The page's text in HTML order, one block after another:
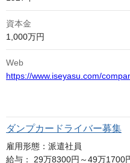
資本金
1,000万円
Web
https://www.iseyasu.com/
ダンプカードライバー募集
雇用形態：派遣社員
給与： 29万8300円～49万1700